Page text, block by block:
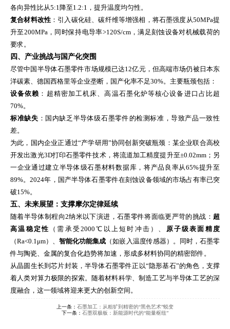
各向异性比从5:1降至1.2:1，提升温度均匀性。
复合材料改性 ：引入碳化硅、碳纤维等增强相，将石墨强度从50MPa提
升至200MPa，同时保持电导率>120S/cm，满足刻蚀设备对机械载荷的
要求。
四、产业挑战与国产化突围
尽管中国半导体石墨零件市场规模已达12亿元，但高端市场仍被日本东
洋碳素、德国西格里等企业垄断，国产化率不足30%。主要瓶颈包括：
设备依赖 ：超精密加工机床、高温石墨化炉等核心设备进口占比超
70%。
标准缺失 ：国内缺乏半导体级石墨零件的检测标准，导致产品一致性
差。
为此，国内企业正通过“产学研用”协同创新突破瓶颈：某企业联合高校
开发出激光3D打印石墨零件技术，将流道加工精度提升至±0.02mm；另
一企业通过建立半导体级石墨材料数据库，将产品良率从65%提升至
89%。2024年，国产半导体石墨零件在刻蚀设备领域的市场占有率已突
破15%。
五、未来展望：支撑摩尔定律延续
随着半导体制程向2纳米以下演进，石墨零件将面临更严苛的挑战： 超
高温稳定性
（需承受2000℃以上短时冲击）、 原子级表面精度
（Ra<0.1μm）、智能化功能集成 （如嵌入温度传感器）。同时，石墨零
件与陶瓷、金属的复合化趋势将加速，形成多材料协同的精密部件。
从晶圆生长到芯片封装，半导体石墨零件正以“隐形基石”的角色，支撑
着人类对算力极限的探索。随着材料科学、制造工艺与半导体工艺的深
度融合，这一领域将迎来更大的创新空间。
上一条： 石墨加工：从粗犷到精密的“黑色艺术”蜕变
下一条： 石墨双极板：新能源时代的“能量枢纽”